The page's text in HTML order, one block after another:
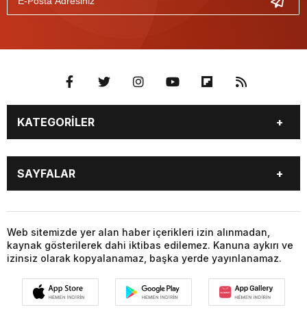
KATEGORİLER
GÜNDEM
SEKTÖR ÖZEL
DÜNYA
EKONOMİ
SPOR
SAYFALAR
DÜNYA
SİYASET
EKONOMİ
SPOR
Web sitemizde yer alan haber içerikleri izin alınmadan,
kaynak gösterilerek dahi iktibas edilemez. Kanuna aykırı ve
izinsiz olarak kopyalanamaz, başka yerde yayınlanamaz.